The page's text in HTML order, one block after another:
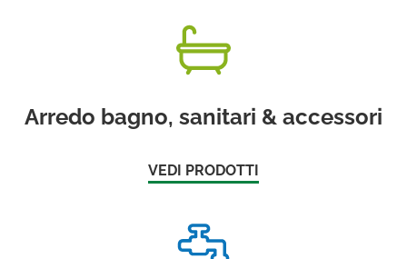
Arredo bagno, sanitari & accessori
VEDI PRODOTTI